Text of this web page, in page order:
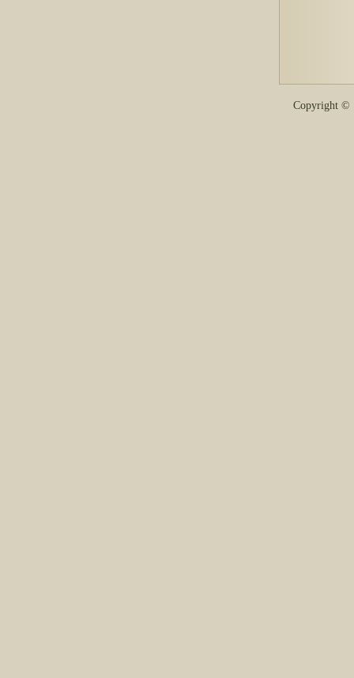
Copyright